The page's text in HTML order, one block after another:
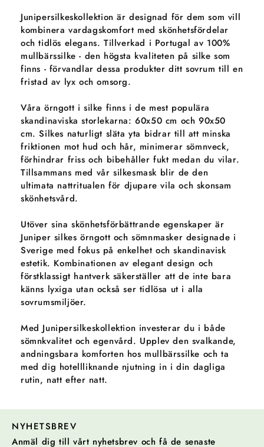
Junipersilkeskollektion är designad för dem som vill
kombinera vardagskomfort med skönhetsfördelar
och tidlös elegans. Tillverkad i Portugal av 100%
mullbärssilke - den högsta kvaliteten på silke som
finns - förvandlar dessa produkter ditt sovrum till en
fristad av lyx och omsorg.
Våra örngott i silke finns i de mest populära
skandinaviska storlekarna: 60x50 cm och 90x50
cm. Silkes naturligt släta yta bidrar till att minska
friktionen mot hud och hår, minimerar sömnveck,
förhindrar friss och bibehåller fukt medan du vilar.
Tillsammans med vår silkesmask blir de den
ultimata nattritualen för djupare vila och skonsam
skönhetsvård.
Utöver sina skönhetsförbättrande egenskaper är
Juniper silkes örngott och sömnmasker designade i
Sverige med fokus på enkelhet och skandinavisk
estetik. Kombinationen av elegant design och
förstklassigt hantverk säkerställer att de inte bara
känns lyxiga utan också ser tidlösa ut i alla
sovrumsmiljöer.
Med Junipersilkeskollektion investerar du i både
sömnkvalitet och egenvård. Upplev den svalkande,
andningsbara komforten hos mullbärssilke och ta
med dig hotellliknande njutning in i din dagliga
rutin, natt efter natt.
NYHETSBREV
Anmäl dig till vårt nyhetsbrev och få de senaste